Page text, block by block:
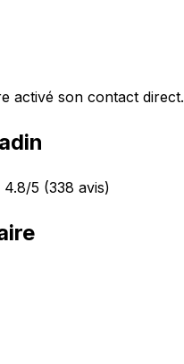
activé son contact direct.
5 (338 avis)